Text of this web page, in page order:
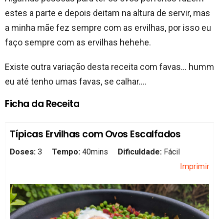
estes a parte e depois deitam na altura de servir, mas
a minha mãe fez sempre com as ervilhas, por isso eu
faço sempre com as ervilhas hehehe.
Existe outra variação desta receita com favas… humm
eu até tenho umas favas, se calhar….
Ficha da Receita
Típicas Ervilhas com Ovos Escalfados
Doses: 3 Tempo: 40mins Dificuldade: Fácil
Imprimir